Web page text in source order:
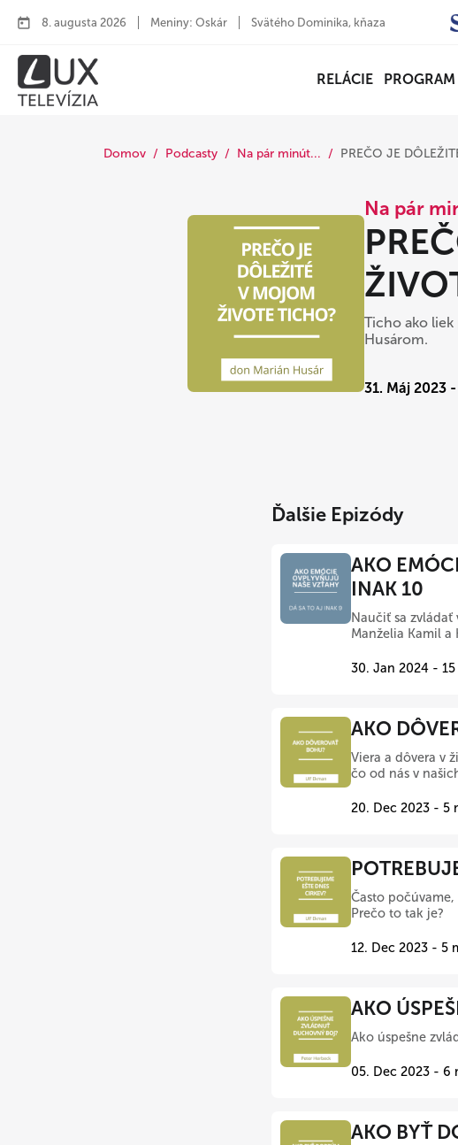
8. augusta 2026 Meniny: Oskár Svätého Dominika, kňaza
RELÁCIE PROGRAM
Domov Podcasty Na pár minút... PREČO JE
Na pár
Ticho ako
Husárom.
31. Máj 2023
Ďalšie Epizódy
AKO
INAK 10
Naučiť sa zvládať
Manželia Kamil
30. Jan 2024 -
AKO
Viera a dôvera v
čo od nás v
20. Dec 2023 - 5
Často
Prečo to tak je?
12. Dec 2023 - 5
AKO
Ako úspešne
05. Dec 2023 - 6
AKO BYŤ